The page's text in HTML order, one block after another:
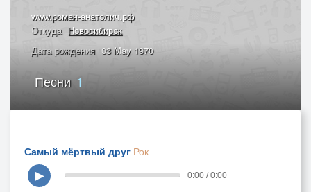
www.роман-анатолич.рф
Откуда Новосибирск
Дата рождения 03 May 1970
Песни1
Самый мёртвый друг Рок
▶
0:00 / 0:00